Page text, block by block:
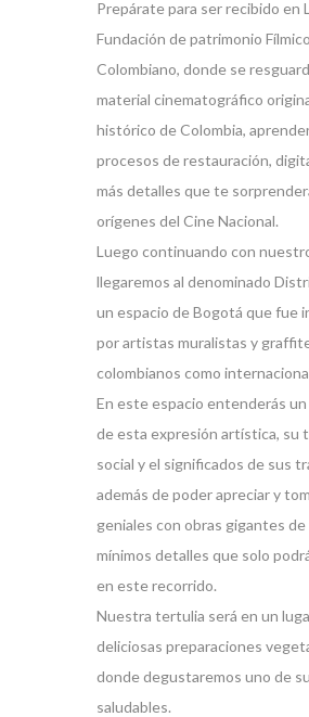
Prepárate para ser recibido en
Fundación de patrimonio Fílmico
Colombiano, donde se
material cinematográfico
histórico de Colombia,
procesos de restauración,
más detalles que te
orígenes del Cine Nacional.
Luego continuando con
llegaremos al denominado
un espacio de Bogotá que fue
por artistas muralistas y
colombianos como
En este espacio entenderás un
de esta expresión artística, su
social y el significados de sus
además de poder apreciar y
geniales con obras gigantes
mínimos detalles que solo
en este recorrido.
Nuestra tertulia será en un
deliciosas preparaciones
donde degustaremos uno de
saludables.